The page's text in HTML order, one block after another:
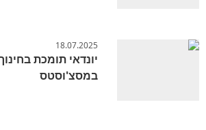
18.07.2025
יונדאי תומכת
במסצ'וסטס